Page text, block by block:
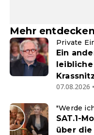
Mehr entdecken
Private
Ein
leibliche
07.08.2026
"Werde
SAT.1-
über die